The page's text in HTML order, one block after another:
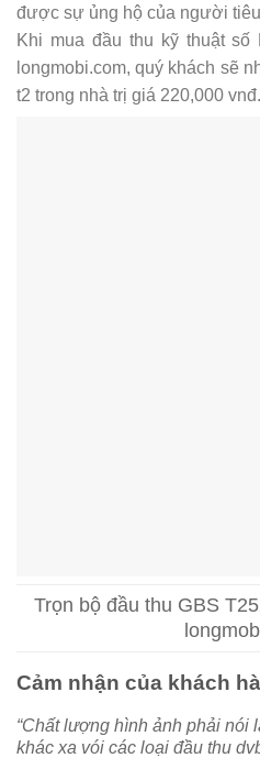
được sự ủng hộ của người
Khi mua đầu thu kỹ thuật số
longmobi.com, quý khách sẽ
t2 trong nhà trị giá 220,000 vnđ.
Trọn bộ đầu thu GBS
Cảm nhận của khách
“Chất lượng hình ảnh phải nói
khác xa vói các loại đầu thu